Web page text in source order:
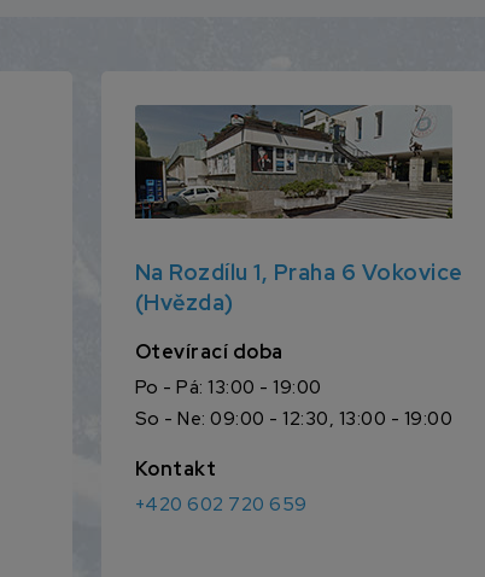
Na Rozdílu 1, Praha 6 Vokovice
(Hvězda)
Otevírací doba
Po - Pá: 13:00 - 19:00
So - Ne: 09:00 - 12:30, 13:00 - 19:00
Kontakt
+420 602 720 659